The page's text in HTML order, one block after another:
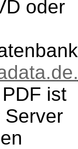
oder
ist
Server